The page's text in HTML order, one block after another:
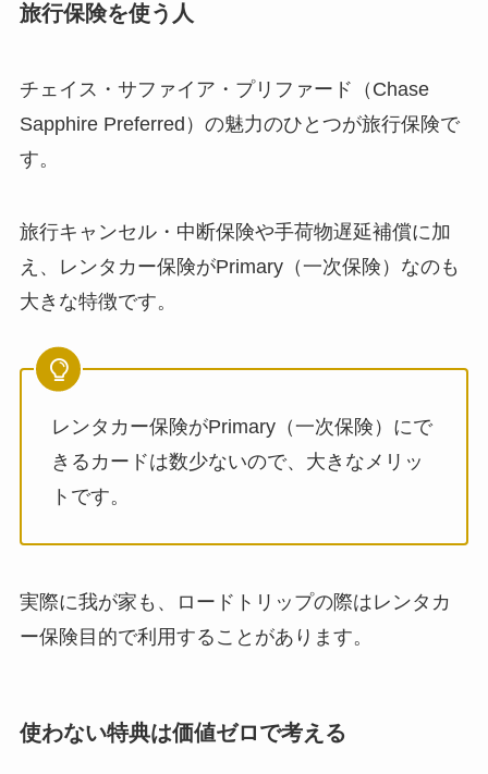
旅行保険を使う人
チェイス・サファイア・プリファード（Chase
Sapphire Preferred）の魅力のひとつが旅行保険で
す。
旅行キャンセル・中断保険や手荷物遅延補償に加
え、レンタカー保険がPrimary（一次保険）なのも
大きな特徴です。
レンタカー保険がPrimary（一次保険）にで
きるカードは数少ないので、大きなメリッ
トです。
実際に我が家も、ロードトリップの際はレンタカ
ー保険目的で利用することがあります。
使わない特典は価値ゼロで考える